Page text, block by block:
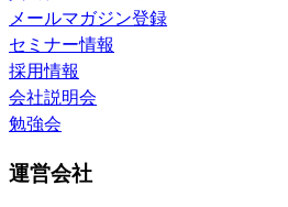
メールマガジン登録
セミナー情報
採用情報
会社説明会
勉強会
運営会社